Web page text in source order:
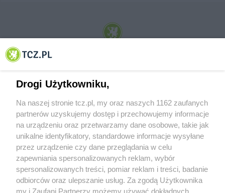
© 2001-2026 Tczew - TCZ.PL Sp. z o.o. Internetowy Serwis Informacyjny Miasta
O FIRMIE POLITYKA PRYWATNOŚCI HOSTING
REKLAMA WSPÓŁPRACA RSS FACEBOOK KONTAKT
Drogi Użytkowniku,
Na naszej stronie tcz.pl, my oraz naszych 1162 zaufanych
partnerów uzyskujemy dostęp i przechowujemy informacje
na urządzeniu oraz przetwarzamy dane osobowe, takie jak
unikalne identyfikatory, standardowe informacje wysyłane
przez urządzenie czy dane przeglądania w celu
zapewniania spersonalizowanych reklam, wybór
spersonalizowanych treści, pomiar reklam i treści, badanie
odbiorców oraz ulepszanie usług. Za zgodą Użytkownika
my i Zaufani Partnerzy możemy używać dokładnych